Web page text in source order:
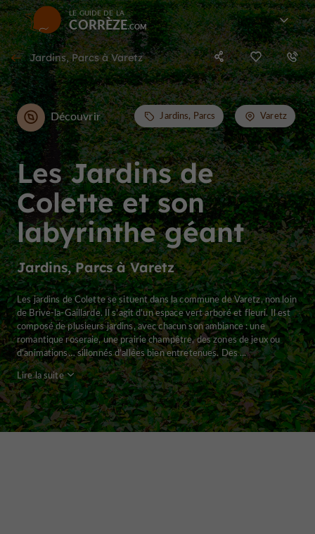
LE GUIDE DE LA
CORRÈZE
Jardins, Parcs à Varetz
Les Jardins de
Colette et son
labyrinthe géant
Jardins, Parcs à Varetz
Découvrir Jardins, Parcs Varetz
Les jardins de Colette se situent dans la commune de Varetz, non loin
de Brive-la-Gaillarde. Il s’agit d’un espace vert arboré et fleuri. Il est
composé de plusieurs jardins, avec chacun son ambiance : une
romantique roseraie, une prairie champêtre, des zones de jeux ou
d’animations… sillonnés d’allées bien entretenues. Des ...
Lire la suite